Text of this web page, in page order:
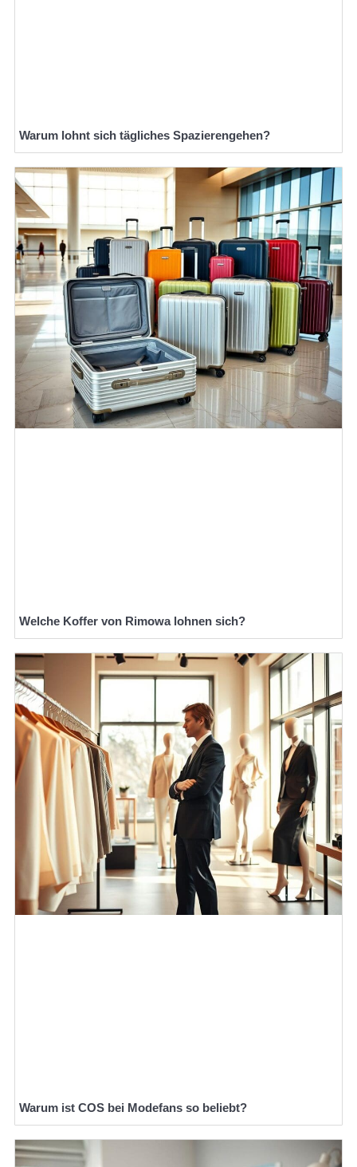
Warum lohnt sich tägliches Spazierengehen?
Welche Koffer von Rimowa lohnen sich?
Warum ist COS bei Modefans so beliebt?